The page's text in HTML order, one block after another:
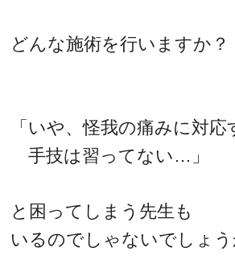
どんな施術を行いますか？
「いや、怪我の痛みに対応
手技は習ってない…」
と困ってしまう先生も
いるのでしゃないでしょう